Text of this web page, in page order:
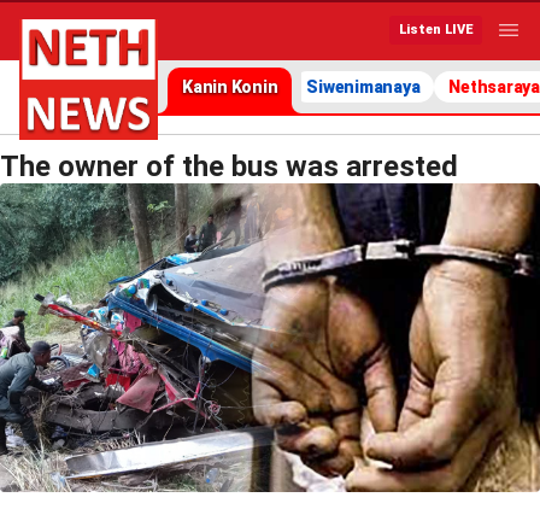
Listen LIVE
Kanin Konin Siwenimanaya Nethsaraya
The owner of the bus was arrested